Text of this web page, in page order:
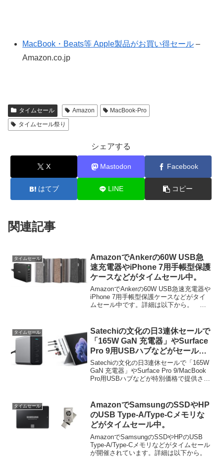
MacBook・Beats等 Apple製品がお買い得セール –
Amazon.co.jp
タイムセール Amazon
MacBook-Pro
タイムセール祭り
シェアする
X Mastodon Facebook
はてブ LINE コピー
関連記事
タイムセール
AmazonでAnkerの60W USB急
速充電器やiPhone 7用手帳型保護
ケースなどがタイムセール中。
AmazonでAnkerの60W USB急速充電器や
iPhone 7用手帳型保護ケースなどがタイ
ムセール中です。詳細は以下から。
急速充電...
タイムセール
Satechiの文化の日3連休セールで
「165W GaN 充電器」やSurface
Pro 9用USBハブなどがセール
中。
Satechiの文化の日3連休セールで「165W
GaN 充電器」やSurface Pro 9/MacBook
Pro用USBハブなどが特別価格で提供され
タイムセール
AmazonでSamsungのSSDやHP
のUSB Type-A/Type-Cメモリな
どがタイムセール中。
AmazonでSamsungのSSDやHPのUSB
Type-A/Type-Cメモリなどがタイムセール
が開催されています。詳細は以下から。